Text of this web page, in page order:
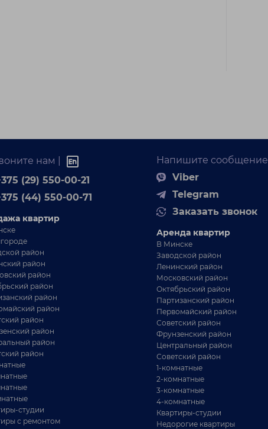
Молодечненский район, Олехновичский с/с, СТ
42 км от Минска
22 м²
5.5 соток
Дача, в которую хочется сбежать уже в пятницу: лес,
тишина и никакой ипотеки на шее. Встречайте мал...
Московское
нам |
(29) 550-00-21
(44) 550-00-71
квартир
район
район
район
район
район
район
район
район
район
район
студии
с ремонтом
Напишите сообщение
Viber
Telegram
Заказать звонок
Аренда квартир
В Минске
Заводской район
Ленинский район
Московский район
Октябрьский район
Партизанский район
Первомайский район
Советский район
Фрунзенский район
Центральный район
Советский район
1-комнатные
2-комнатные
3-комнатные
4-комнатные
Квартиры-студии
Недорогие квартиры